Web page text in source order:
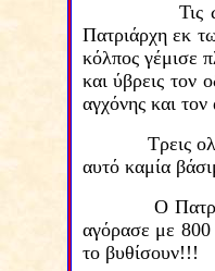
Τις
Πατριάρχη εκ
κόλπος γέμισε
και ύβρεις τον
αγχόνης και
Τρεις
αυτό καμία
Ο
αγόρασε με
το βυθίσουν!!!